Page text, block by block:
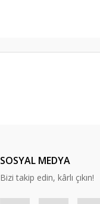
SOSYAL MEDYA
Bizi takip edin, kârlı çıkın!